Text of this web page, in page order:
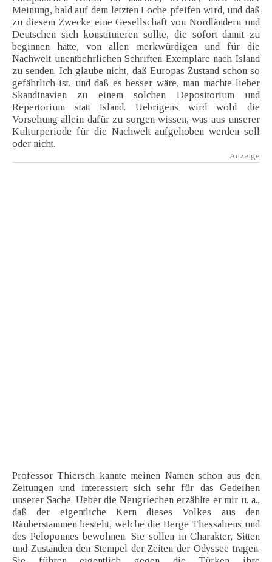
Meinung, bald auf dem letzten Loche pfeifen wird, und daß
zu diesem Zwecke eine Gesellschaft von Nordländern und
Deutschen sich konstituieren sollte, die sofort damit zu
beginnen hätte, von allen merkwürdigen und für die
Nachwelt unentbehrlichen Schriften Exemplare nach Island
zu senden. Ich glaube nicht, daß Europas Zustand schon so
gefährlich ist, und daß es besser wäre, man machte lieber
Skandinavien zu einem solchen Depositorium und
Repertorium statt Island. Uebrigens wird wohl die
Vorsehung allein dafür zu sorgen wissen, was aus unserer
Kulturperiode für die Nachwelt aufgehoben werden soll
oder nicht.
Professor Thiersch kannte meinen Namen schon aus den
Zeitungen und interessiert sich sehr für das Gedeihen
unserer Sache. Ueber die Neugriechen erzählte er mir u. a.,
daß der eigentliche Kern dieses Volkes aus den
Räuberstämmen besteht, welche die Berge Thessaliens und
des Peloponnes bewohnen. Sie sollen in Charakter, Sitten
und Zuständen den Stempel der Zeiten der Odyssee tragen.